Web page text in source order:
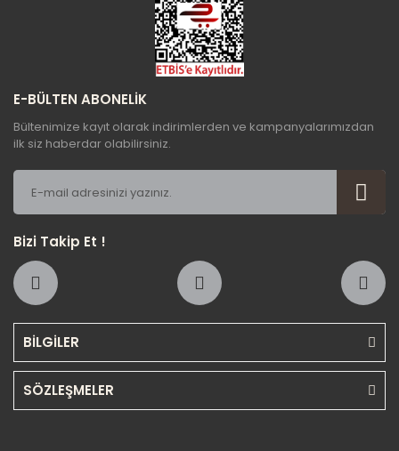
Gönder
BİLGİLER
SÖZLEŞMELER
E-BÜLTEN ABONELİK
Bültenimize kayıt olarak indirimlerden ve kampanyalarımızdan
ilk siz haberdar olabilirsiniz.
Bizi Takip Et !